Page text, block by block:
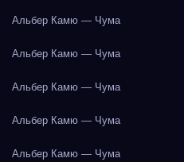
Альбер Камю — Чума
Альбер Камю — Чума
Альбер Камю — Чума
Альбер Камю — Чума
Альбер Камю — Чума